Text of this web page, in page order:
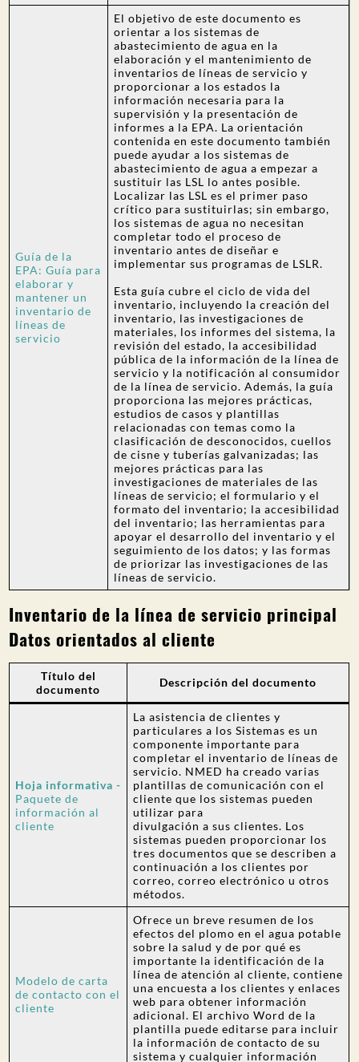
Guía de la
EPA: Guía para
elaborar y
mantener un
inventario de
líneas de
servicio
El objetivo de este documento es
orientar a los sistemas de
abastecimiento de agua en la
elaboración y el mantenimiento de
inventarios de líneas de servicio y
proporcionar a los estados la
información necesaria para la
supervisión y la presentación de
informes a la EPA. La orientación
contenida en este documento también
puede ayudar a los sistemas de
abastecimiento de agua a empezar a
sustituir las LSL lo antes posible.
Localizar las LSL es el primer paso
crítico para sustituirlas; sin embargo,
los sistemas de agua no necesitan
completar todo el proceso de
inventario antes de diseñar e
implementar sus programas de LSLR.
Esta guía cubre el ciclo de vida del
inventario, incluyendo la creación del
inventario, las investigaciones de
materiales, los informes del sistema, la
revisión del estado, la accesibilidad
pública de la información de la línea de
servicio y la notificación al consumidor
de la línea de servicio. Además, la guía
proporciona las mejores prácticas,
estudios de casos y plantillas
relacionadas con temas como la
clasificación de desconocidos, cuellos
de cisne y tuberías galvanizadas; las
mejores prácticas para las
investigaciones de materiales de las
líneas de servicio; el formulario y el
formato del inventario; la accesibilidad
del inventario; las herramientas para
apoyar el desarrollo del inventario y el
seguimiento de los datos; y las formas
de priorizar las investigaciones de las
líneas de servicio.
Inventario de la línea de servicio principal
Datos orientados al cliente
Título del
documento
Descripción del documento
Hoja informativa -
Paquete de
información al
cliente
La asistencia de clientes y
particulares a los Sistemas es un
componente importante para
completar el inventario de líneas de
servicio. NMED ha creado varias
plantillas de comunicación con el
cliente que los sistemas pueden
utilizar para
divulgación a sus clientes. Los
sistemas pueden proporcionar los
tres documentos que se describen a
continuación a los clientes por
correo, correo electrónico u otros
métodos.
Modelo de carta
de contacto con el
cliente
Ofrece un breve resumen de los
efectos del plomo en el agua potable
sobre la salud y de por qué es
importante la identificación de la
línea de atención al cliente, contiene
una encuesta a los clientes y enlaces
web para obtener información
adicional. El archivo Word de la
plantilla puede editarse para incluir
la información de contacto de su
sistema y cualquier información